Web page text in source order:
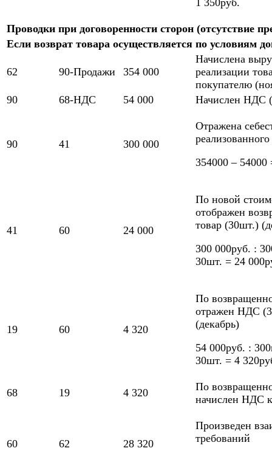
1 350руб.
Проводки при договоренности сторон (отсутствие
Если возврат товара осуществляется по условиям
62 90-Продажи 354 000
Начислена
реализации
покупателю
90
68-НДС 54 000 Начислен НДС
90 41 300 000
Отражена
реализованного
354000 – 54000
41 60 24 000
По новой
отображен
товар (30шт.)
300 000руб. :
30шт. = 24
19 60 4 320
По
отражен НДС
(декабрь)
54 000руб. :
30шт. = 4
68 19 4 320
По
начислен НДС
60 62 28 320
Произведен
требований